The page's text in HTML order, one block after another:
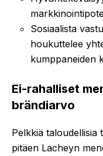
Sosiaalista
houkuttelee
kumppaneiden
Ei-rahalliset
brändiarvo
Pelkkiä taloudellisia
pitäen Lacheyn